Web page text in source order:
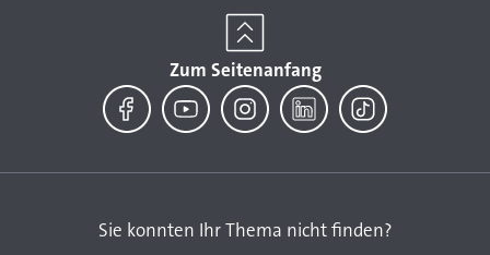
Zum Seitenanfang
Sie konnten Ihr Thema nicht finden?